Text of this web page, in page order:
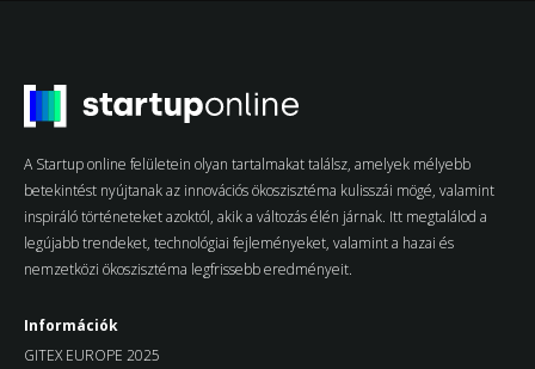
A Startup online felületein olyan tartalmakat találsz, amelyek mélyebb
betekintést nyújtanak az innovációs ökoszisztéma kulisszái mögé, valamint
inspiráló történeteket azoktól, akik a változás élén járnak. Itt megtalálod a
legújabb trendeket, technológiai fejleményeket, valamint a hazai és
nemzetközi ökoszisztéma legfrissebb eredményeit.
Információk
GITEX EUROPE 2025